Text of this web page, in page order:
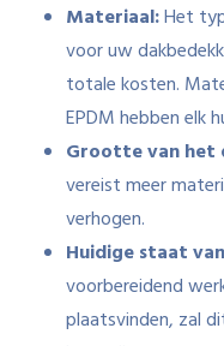
Materiaal:Het
voor uw
totale kosten.
EPDM hebben elk
Grootte van het
vereist meer
verhogen.
Huidige staat
voorbereidend
plaatsvinden, zal